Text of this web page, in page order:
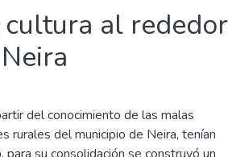
al
del conocimiento de las malas
rurales del municipio de Neira, tenían